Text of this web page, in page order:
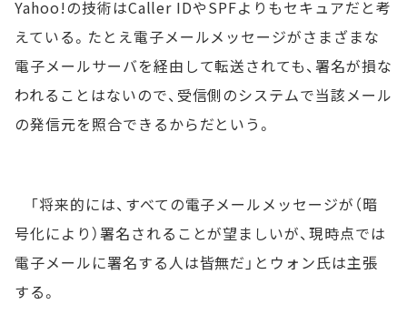
Yahoo!の技術はCaller IDやSPFよりもセキュアだと考
えている。たとえ電子メールメッセージがさまざまな
電子メールサーバを経由して転送されても、署名が損な
われることはないので、受信側のシステムで当該メール
の発信元を照合できるからだという。
「将来的には、すべての電子メールメッセージが（暗
号化により）署名されることが望ましいが、現時点では
電子メールに署名する人は皆無だ」とウォン氏は主張
する。